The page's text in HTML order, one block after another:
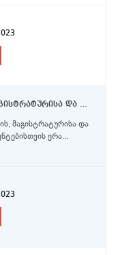
კონკურსი თსუ-ს ბაკალავრიატის, მაგისტრატურისა და დოქტორანტურის საფეხურის სტუდენტებისთვის ერაზმუს+ პროგრამისა და ორმხრივი თანამშრომლობის სტიპენდიების მოსაპოვებლად
მაგისტრატურისა და
ერა...